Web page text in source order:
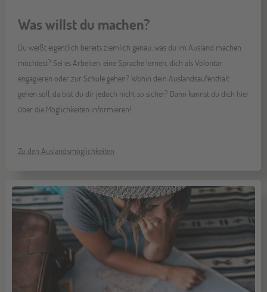
Was willst du machen?
Du weißt eigentlich bereits ziemlich genau, was du im Ausland machen
möchtest? Sei es Arbeiten, eine Sprache lernen, dich als Volontär
engagieren oder zur Schule gehen? Wohin dein Auslandsaufenthalt
gehen soll, da bist du dir jedoch nicht so sicher? Dann kannst du dich hier
über die Möglichkeiten informieren!
Zu den Auslandsmöglichkeiten